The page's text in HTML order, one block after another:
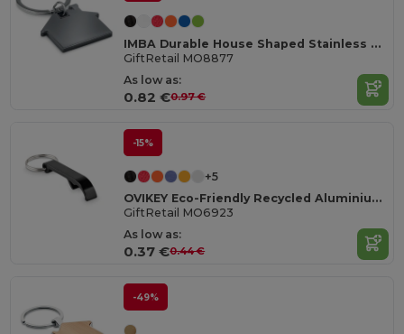
IMBA Durable House Shaped Stainless Steel Key Ring
GiftRetail MO8877
As low as:
0.82 €0.97 €
-15%
+5
OVIKEY Eco-Friendly Recycled Aluminium Key Ring Opener
GiftRetail MO6923
As low as:
0.37 €0.44 €
-49%